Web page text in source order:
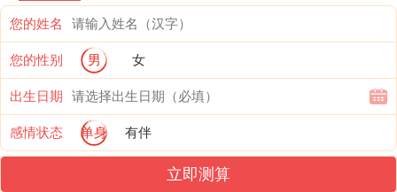
当注意事项方面选择吉日需结合个人八字命
理,避免同自身属相相冲的日子？在同时要考
虑当地气候条件,正如南方雨季应避开连续降
雨时段、北方则需注意春季风沙波及！吉时
与吉方位需结合利用；如财神方位在正南时
您的姓名
您的性别 男 女
出生日期
感情状态 单身 有伴
立即测算